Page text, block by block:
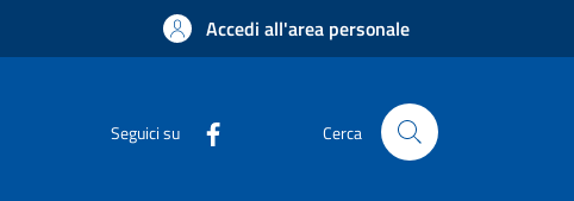
Accedi all'area personale
Seguici su Cerca